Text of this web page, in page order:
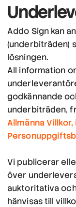
Addo Sign kan
(underbiträden)
lösningen.
All information
godkännande
underbiträden,
Allmänna
Vi publicerar
över
auktoritativa
hänvisas till